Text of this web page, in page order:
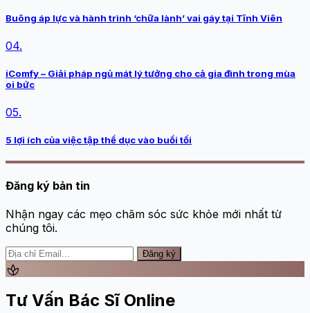
Buông áp lực và hành trình ‘chữa lành’ vai gáy tại Tĩnh Viên
04.
iComfy – Giải pháp ngủ mát lý tưởng cho cả gia đình trong mùa
oi bức
05.
5 lợi ích của việc tập thể dục vào buổi tối
Đăng ký bản tin
Nhận ngay các mẹo chăm sóc sức khỏe mới nhất từ
chúng tôi.
Đăng ký
spa
Tư Vấn Bác Sĩ Online